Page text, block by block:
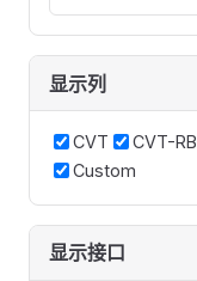
显示列
CVT CVT-RB
Custom
显示接口